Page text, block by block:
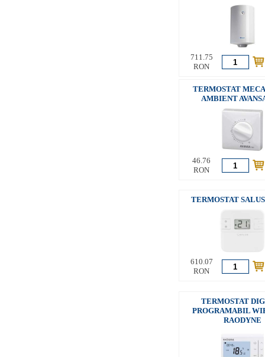
711.75
RON
TERMOSTAT
AMBIENT
46.76
RON
TERMOSTAT
610.07
RON
TERMOSTAT
PROGRAMABIL
RAODYNE